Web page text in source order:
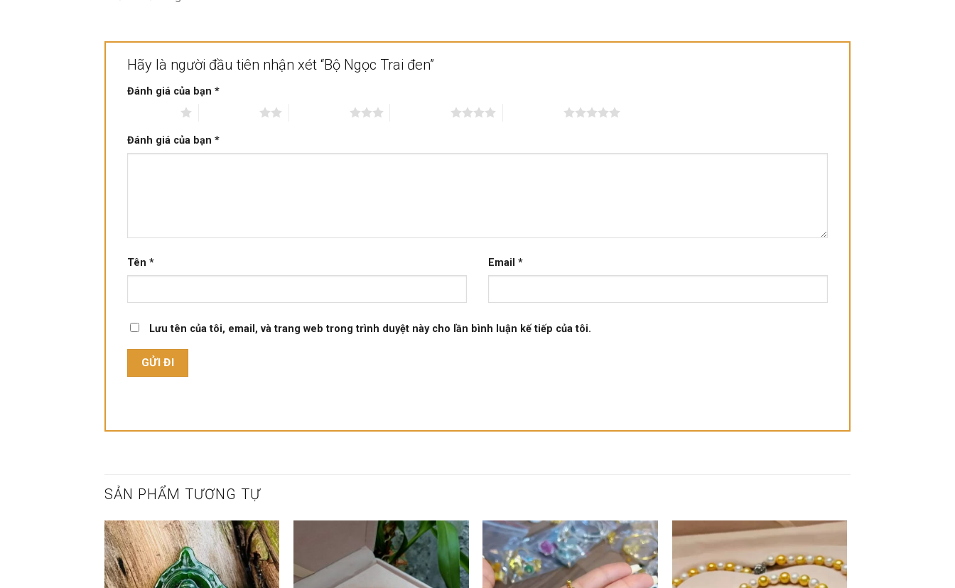
Hãy là người đầu tiên nhận xét “Bộ Ngọc Trai đen”
Đánh giá của bạn *
Đánh giá của bạn *
Tên * Email *
Lưu tên của tôi, email, và trang web trong trình duyệt này cho lần bình luận kế tiếp của tôi.
SẢN PHẨM TƯƠNG TỰ